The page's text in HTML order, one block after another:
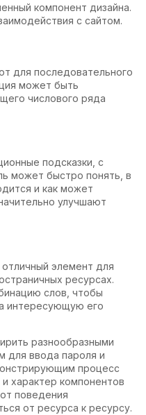
компонент дизайна.
с сайтом.
для последовательного
может быть
числового ряда
подсказки, с
может быстро понять, в
и как может
улучшают
элемент для
ресурсах.
слов, чтобы
интересующую его
разнообразными
для ввода пароля и
процесс
характер компонентов
поведения
от ресурса к ресурсу.